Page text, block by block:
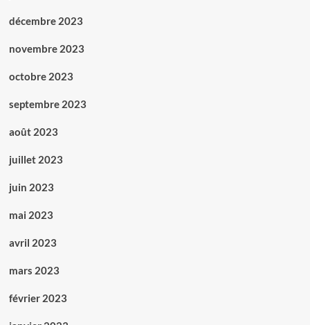
décembre 2023
novembre 2023
octobre 2023
septembre 2023
août 2023
juillet 2023
juin 2023
mai 2023
avril 2023
mars 2023
février 2023